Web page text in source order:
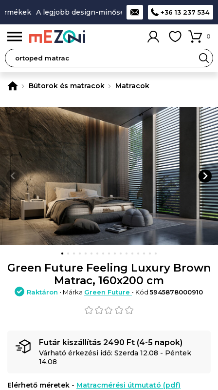
A legjobb design-minőség-ár aránnyal rendelkező
+36 13 237 534
0
Bútorok és matracok Matracok
Green Future Feeling Luxury Brown
Matrac, 160x200 cm
Raktáron • Márka Green Future • Kód5945878000910
Futár kiszállítás 2490 Ft (4-5 napok)
Várható érkezési idő: Szerda 12.08 - Péntek
14.08
Elérhető méretek - Matracmérési útmutató (pdf)